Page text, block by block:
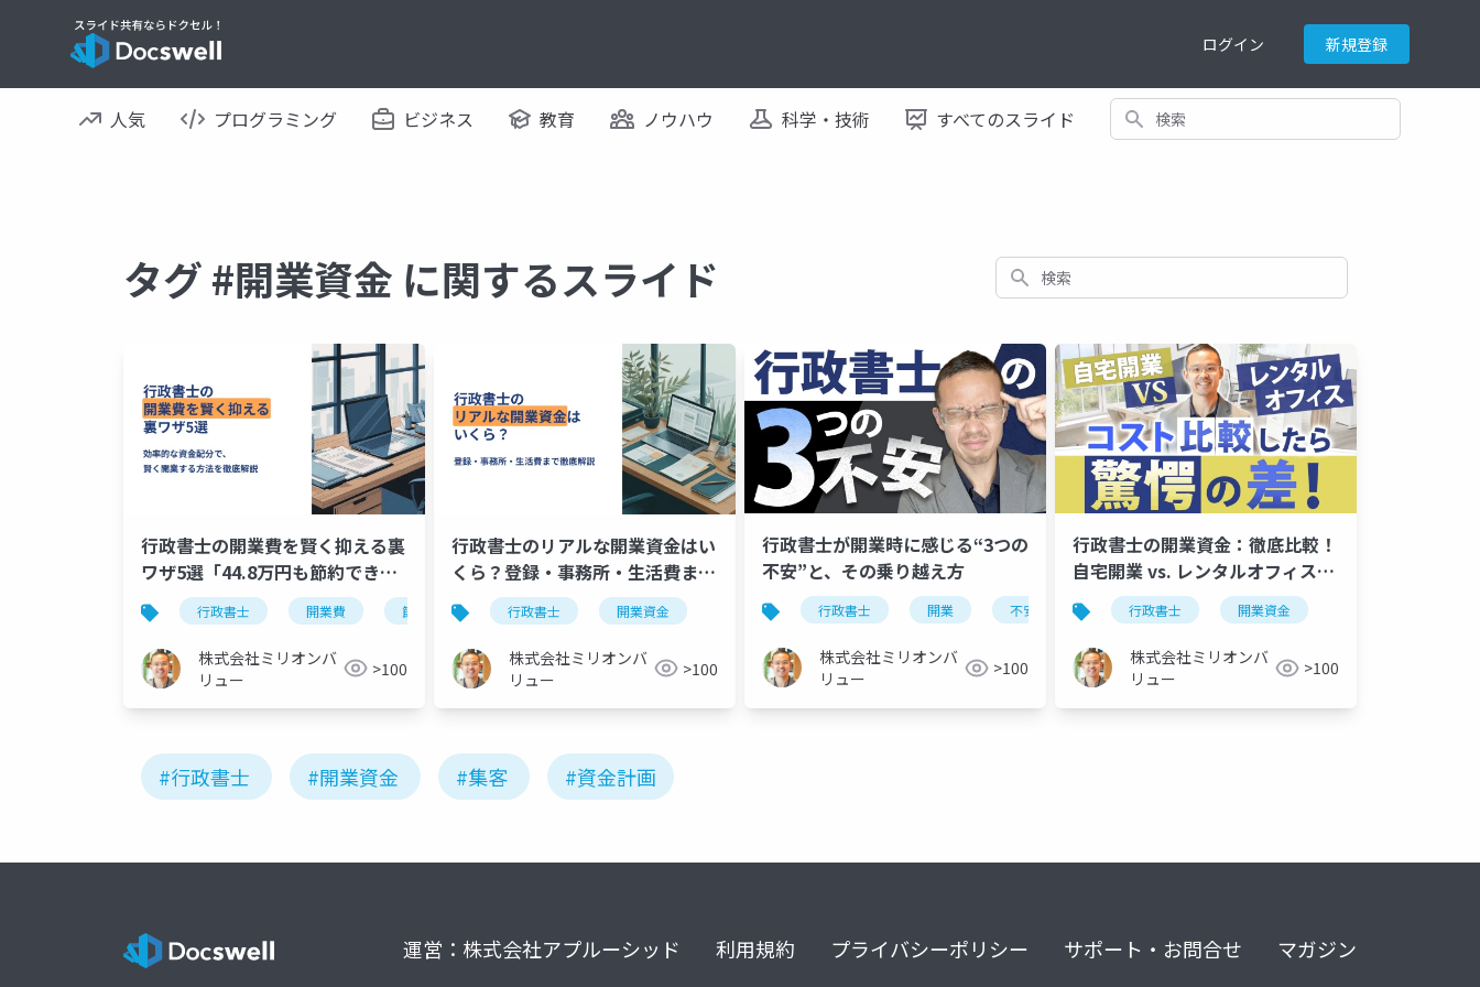
ログイン 新規登録
人気 プログラミング ビジネス 教育 ノウハウ 科学・技術 すべてのスライド 検索
タグ #開業資金 に関するスライド 検索
行政書士の開業費を賢く抑える裏
ワザ5選「44.8万円も節約でき
る」
行政書士 開業費 節約
株式会社ミリオンバ
リュー
>100
行政書士のリアルな開業資金はい
くら？登録・事務所・生活費まで
徹底解説行政書士 開業資金
株式会社ミリオンバ
リュー
>100
行政書士が開業時に感じる“3つの
不安”と、その乗り越え方
行政書士 開業 不安
株式会社ミリオンバ
リュー
>100
行政書士の開業資金：徹底比較！
自宅開業 vs. レンタルオフィス、
実際のコストはいくら？
行政書士 開業資金
株式会社ミリオンバ
リュー
>100
#行政書士 #開業資金 #集客 #資金計画
運営：株式会社アプルーシッド 利用規約 プライバシーポリシー サポート・お問合せ マガジン